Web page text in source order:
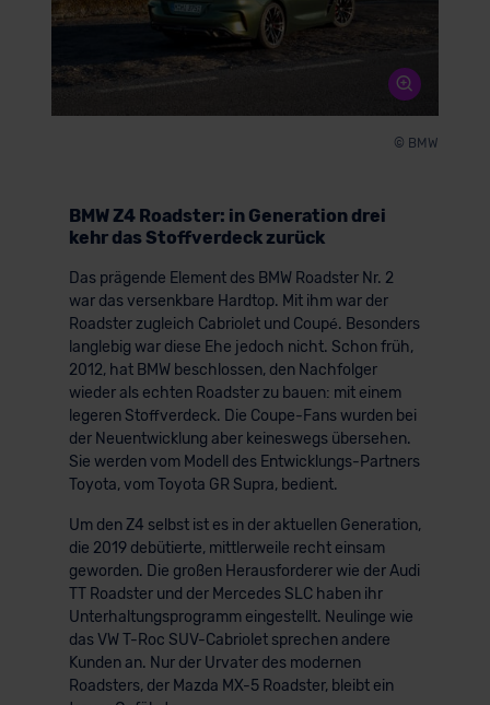
© BMW
BMW Z4 Roadster: in Generation drei
kehr das Stoffverdeck zurück
Das prägende Element des BMW Roadster Nr. 2
war das versenkbare Hardtop. Mit ihm war der
Roadster zugleich Cabriolet und Coupé. Besonders
langlebig war diese Ehe jedoch nicht. Schon früh,
2012, hat BMW beschlossen, den Nachfolger
wieder als echten Roadster zu bauen: mit einem
legeren Stoffverdeck. Die Coupe-Fans wurden bei
der Neuentwicklung aber keineswegs übersehen.
Sie werden vom Modell des Entwicklungs-Partners
Toyota, vom Toyota GR Supra, bedient.
Um den Z4 selbst ist es in der aktuellen Generation,
die 2019 debütierte, mittlerweile recht einsam
geworden. Die großen Herausforderer wie der Audi
TT Roadster und der Mercedes SLC haben ihr
Unterhaltungsprogramm eingestellt. Neulinge wie
das VW T-Roc SUV-Cabriolet sprechen andere
Kunden an. Nur der Urvater des modernen
Roadsters, der Mazda MX-5 Roadster, bleibt ein